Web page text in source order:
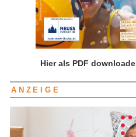
Hier als PDF
ANZEIGE